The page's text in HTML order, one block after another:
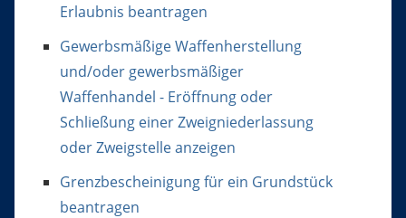
Erlaubnis beantragen
Gewerbsmäßige Waffenherstellung
und/oder gewerbsmäßiger
Waffenhandel - Eröffnung oder
Schließung einer Zweigniederlassung
oder Zweigstelle anzeigen
Grenzbescheinigung für ein Grundstück
beantragen